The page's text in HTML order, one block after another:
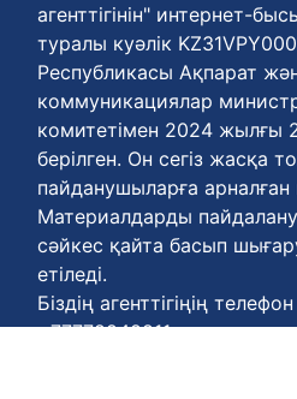
агенттігінін" интернет-
туралы куәлік
Республикасы Ақпарат
коммуникациялар
комитетімен 2024 жылғы
берілген. Он сегіз жасқа
пайданушыларға арналған
Материалдарды
сәйкес қайта басып
етіледі.
Біздің агенттігіңің
+77778848811